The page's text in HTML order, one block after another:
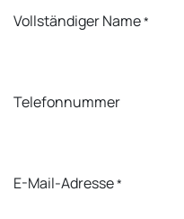
Vollständiger Name*
Telefonnummer
E-Mail-Adresse*